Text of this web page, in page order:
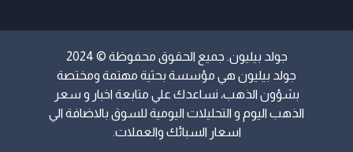
جولد بيليون. جميع الحقوق محفوظة © 2024
جولد بيليون هي مؤسسة بحثية مهتمة ومختصة
بشؤون الذهب، نساعدك علي متابعة اخبار و سعر
الذهب اليوم و التحليلات اليومية للسوق بالاضافة الي
اسعار السبائك والعملات.